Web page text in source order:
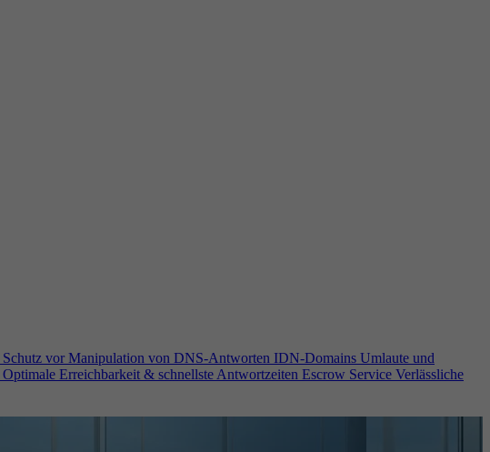
Schutz vor Manipulation von DNS-Antworten IDN-Domains Umlaute und
Optimale Erreichbarkeit & schnellste Antwortzeiten Escrow Service Verlässliche